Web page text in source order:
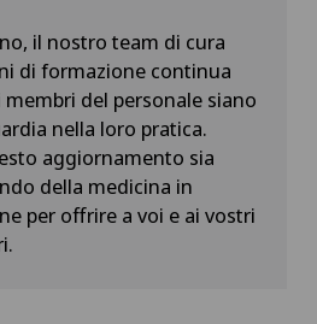
il nostro team di cura
di formazione continua
del personale siano
nella loro pratica.
aggiornamento sia
della medicina in
per offrire a voi e ai vostri